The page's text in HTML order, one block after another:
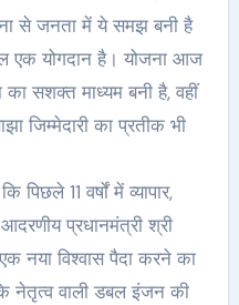
से जनता में ये समझ बनी है
एक योगदान है। योजना आज
सशक्त माध्यम बनी है, वहीं
जिम्मेदारी का प्रतीक भी
पिछले 11 वर्षों में व्यापार,
प्रधानमंत्री श्री
नया विश्वास पैदा करने का
नेतृत्व वाली डबल इंजन की